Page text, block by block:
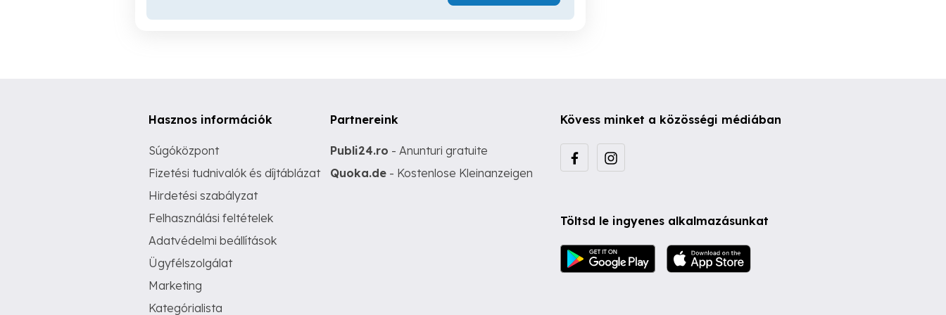
Hasznos információk
Súgóközpont
Fizetési tudnivalók és díjtáblázat
Hirdetési szabályzat
Felhasználási feltételek
Adatvédelmi beállítások
Ügyfélszolgálat
Marketing
Kategórialista
Partnereink
Publi24.ro - Anunturi gratuite
Quoka.de - Kostenlose Kleinanzeigen
Kövess minket a közösségi médiában
Töltsd le ingyenes alkalmazásunkat